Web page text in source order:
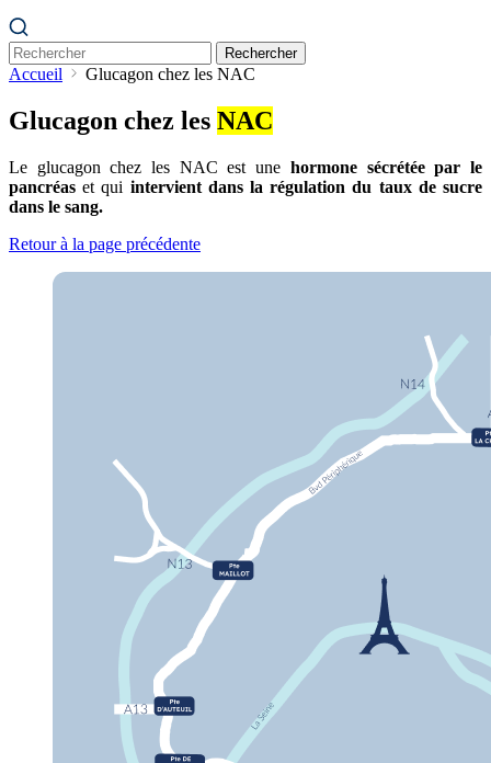
Rechercher
Accueil Glucagon chez les NAC
Glucagon chez les NAC
Le glucagon chez les NAC est une hormone sécrétée par le
pancréaset qui intervient dans la régulation du taux de sucre
dans le sang.
Retour à la page précédente